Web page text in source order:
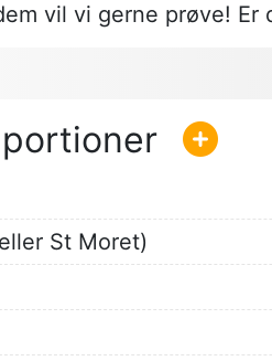
vil vi gerne prøve! Er
St Moret)